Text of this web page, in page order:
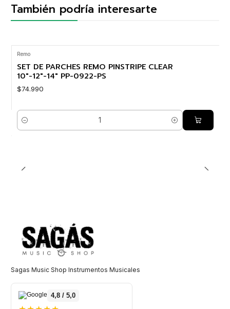
También podría interesarte
Remo
SET DE PARCHES REMO PINSTRIPE CLEAR
10"-12"-14" PP-0922-PS
$74.990
Cantidad
Sagas Music Shop Instrumentos Musicales
4,8 / 5,0